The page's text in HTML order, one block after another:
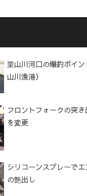
栗山川河口の爆釣ポイン
山川漁港）
フロントフォークの突
を変更
シリコーンスプレーでエ
の艶出し